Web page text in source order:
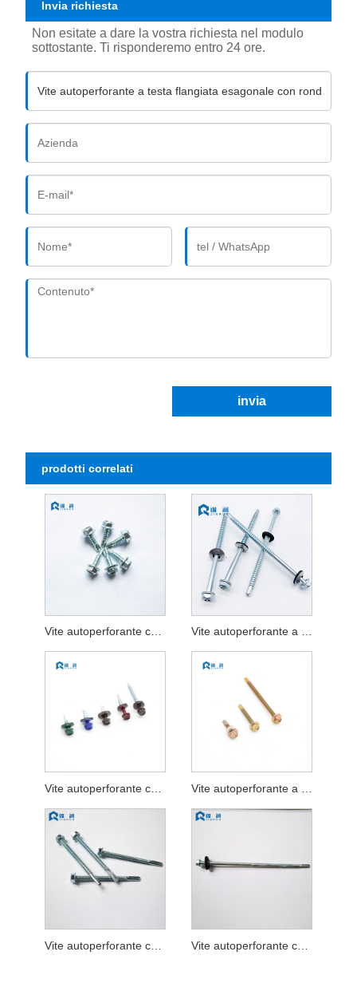
Invia richiesta
Non esitate a dare la vostra richiesta nel modulo
sottostante. Ti risponderemo entro 24 ore.
invia
prodotti correlati
Vite autoperforante con testa a rondella esagonale DIN 7504K
Vite autoperforante con testa a rondella esagonale verniciata con rondella in EPDM
Vite autoperforante con testa a rondella esagonale Tek 5 Vite autoperforante con testa a rondella esagonale a doppia filettatura